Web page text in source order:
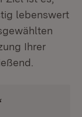
lebenswert
Ihrer